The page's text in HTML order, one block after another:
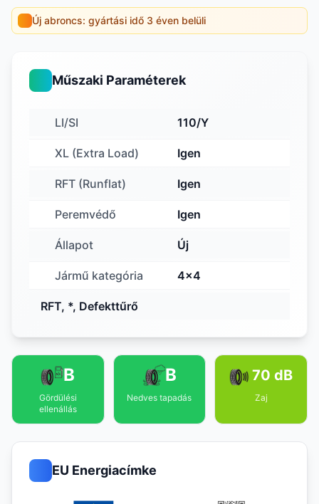
Új abroncs: gyártási idő 3 éven belüli
Műszaki Paraméterek
LI/SI 110/Y
XL (Extra Load) Igen
RFT (Runflat) Igen
Peremvédő Igen
Állapot Új
Jármű kategória 4x4
RFT, *, Defekttűrő
B
Gördülési
ellenállás
B
Nedves tapadás
70 dB
Zaj
EU Energiacímke